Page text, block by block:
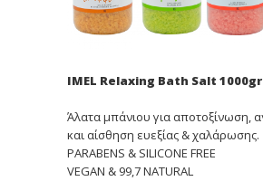
IMEL Relaxing Bath Salt 1000gr
Άλατα μπάνιου για αποτοξίνωση,
και αίσθηση ευεξίας & χαλάρωσης.
PARABENS & SILICONE FREE
VEGAN & 99,7 NATURAL